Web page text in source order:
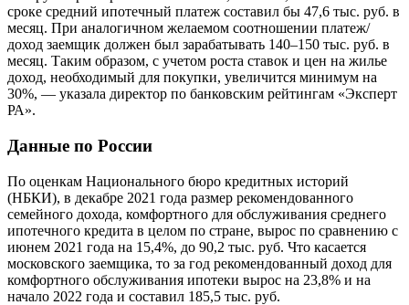
сроке средний ипотечный платеж составил бы 47,6 тыс. руб. в
месяц. При аналогичном желаемом соотношении платеж/
доход заемщик должен был зарабатывать 140–150 тыс. руб. в
месяц. Таким образом, с учетом роста ставок и цен на жилье
доход, необходимый для покупки, увеличится минимум на
30%, — указала директор по банковским рейтингам «Эксперт
РА».
Данные по России
По оценкам Национального бюро кредитных историй
(НБКИ), в декабре 2021 года размер рекомендованного
семейного дохода, комфортного для обслуживания среднего
ипотечного кредита в целом по стране, вырос по сравнению с
июнем 2021 года на 15,4%, до 90,2 тыс. руб. Что касается
московского заемщика, то за год рекомендованный доход для
комфортного обслуживания ипотеки вырос на 23,8% и на
начало 2022 года и составил 185,5 тыс. руб.